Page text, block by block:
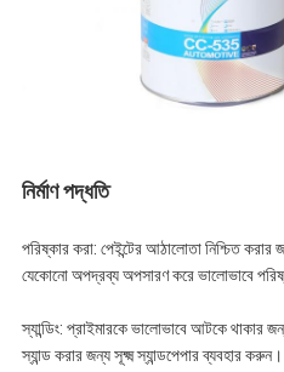
নির্মাণ পদ্ধতি
পরিষ্কার করা: পেইন্টের আঠালোতা নিশ্চিত
যেকোনো অপদ্রব্য অপসারণ করে ভালোভাবে
স্যান্ডিং: প্রাইমারকে ভালোভাবে আটকে থাকার
স্যান্ড করার জন্য সূক্ষ্ম স্যান্ডপেপার ব্যবহার করুন।